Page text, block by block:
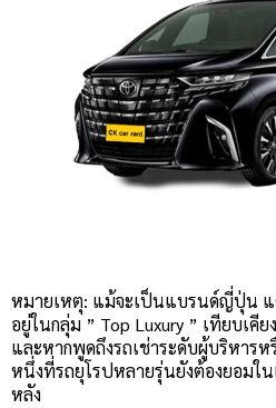
หมายเหตุ: แม้จะเป็นแบรนด์ญี่ปุ่น แ
อยู่ในกลุ่ม ” Top Luxury ” เทียบเคี
และหากพูดถึงรถเช่าระดับผู้บริหารห
หนึ่งที่รถยุโรปหลายรุ่นยังต้องยอมใน
หลัง